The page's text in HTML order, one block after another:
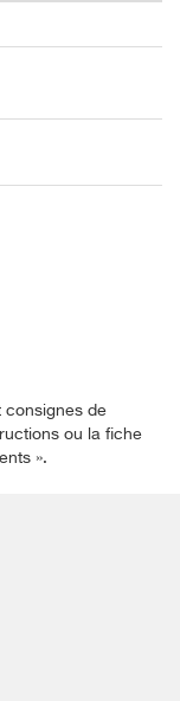
consignes de
ou la fiche
».